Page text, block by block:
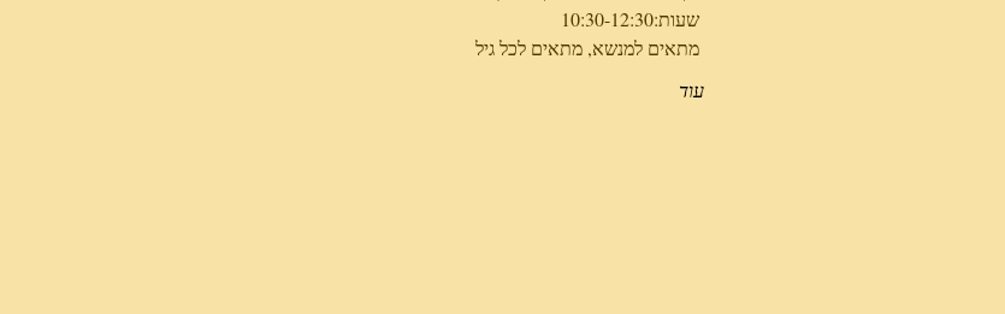
שעות:10:30-12:30
מתאים למנשא, מתאים לכל גיל
עוד